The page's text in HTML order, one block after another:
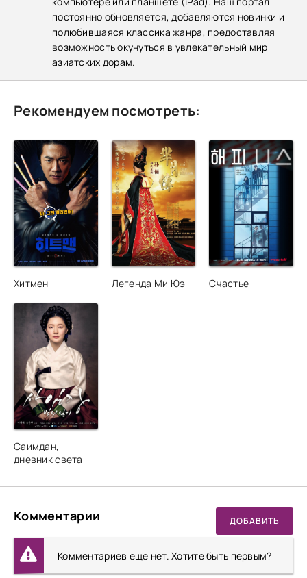
постоянно обновляется, добавляются новинки и
полюбившаяся классика жанра, предоставляя
возможность окунуться в увлекательный мир
азиатских дорам.
Рекомендуем посмотреть:
Хитмен Легенда Ми Юэ Счастье
Саимдан,
дневник света
Комментарии ДОБАВИТЬ
Комментариев еще нет. Хотите быть первым?